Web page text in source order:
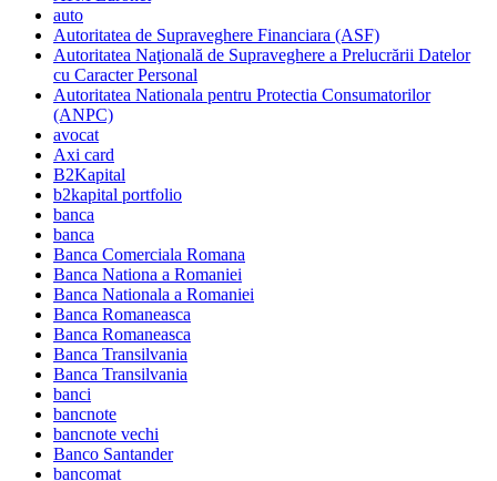
auto
Autoritatea de Supraveghere Financiara (ASF)
Autoritatea Naţională de Supraveghere a Prelucrării Datelor
cu Caracter Personal
Autoritatea Nationala pentru Protectia Consumatorilor
(ANPC)
avocat
Axi card
B2Kapital
b2kapital portfolio
banca
banca
Banca Comerciala Romana
Banca Nationa a Romaniei
Banca Nationala a Romaniei
Banca Romaneasca
Banca Romaneasca
Banca Transilvania
Banca Transilvania
banci
bancnote
bancnote vechi
Banco Santander
bancomat